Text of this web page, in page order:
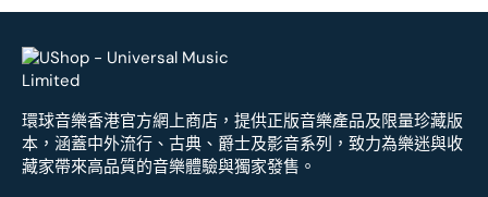
環球音樂香港官方網上商店，提供正版音樂產品及限量珍藏版
本，涵蓋中外流行、古典、爵士及影音系列，致力為樂迷與收
藏家帶來高品質的音樂體驗與獨家發售。